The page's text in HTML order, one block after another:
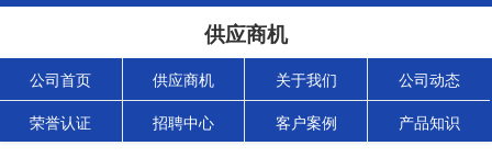
供应商机
公司首页 供应商机 关于我们 公司动态
荣誉认证 招聘中心 客户案例 产品知识